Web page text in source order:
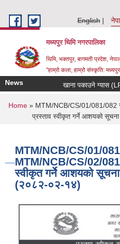
English
मध्यपुर थिमि नगरपालिका
थिमि, भक्तपुर, बागमती प्रदेश,
"हाम्रो कला, हाम्रो संस्कृति: मध्यपुर
News खाना पकाउने ग्यास
You are here
Home» MTM/NCB/CS/01/081/082
प्रस्ताव स्वीकृत गर्ने आशयको
MTM/NCB/CS/01/
MTM/NCB/CS/02/
स्वीकृत गर्ने आशयको सूचना
(२०८२-०२-१४)